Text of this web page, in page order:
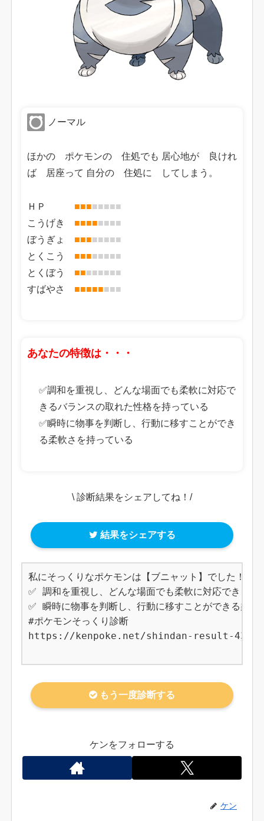
ノーマル
ほかの ポケモンの 住処でも 居心地が 良けれ
ば 居座って 自分の 住処に してしまう。
ＨＰ ■■■■■■■■
こうげき ■■■■■■■■
ぼうぎょ ■■■■■■■■
とくこう ■■■■■■■■
とくぼう ■■■■■■■■
すばやさ ■■■■■■■■
あなたの特徴は・・・
✅調和を重視し、どんな場面でも柔軟に対応で
きるバランスの取れた性格を持っている
✅瞬時に物事を判断し、行動に移すことができ
る柔軟さを持っている
\ 診断結果をシェアしてね！/
結果をシェアする
私にそっくりなポケモンは【ブニャット】でした！
✅ 調和を重視し、どんな場面でも柔軟に対応できるバ
✅ 瞬時に物事を判断し、行動に移すことができる柔軟
#ポケモンそっくり診断
https://kenpoke.net/shindan-result-432
もう一度診断する
ケンをフォローする
ケン